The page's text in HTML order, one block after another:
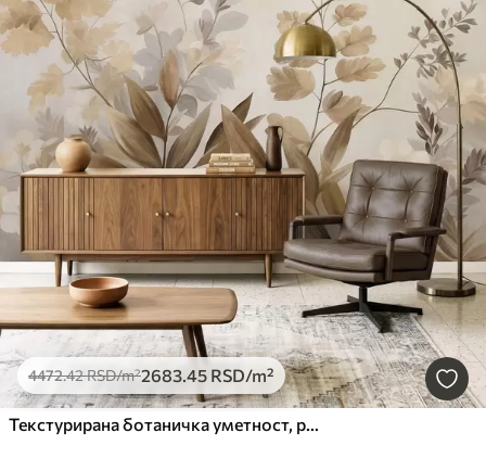
4472.42RSD/m²2683.45 RSD/m²
Текстурирана ботаничка уметност, разне биљке и лишће у нијансама браон и беж